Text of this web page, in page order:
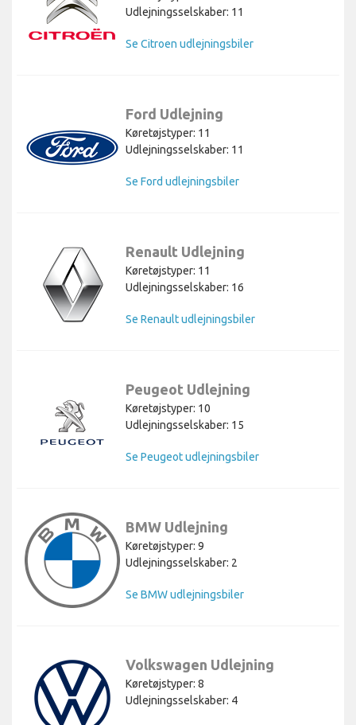
Udlejningsselskaber: 11
Se Citroen udlejningsbiler
Ford Udlejning
Køretøjstyper: 11
Udlejningsselskaber: 11
Se Ford udlejningsbiler
Renault Udlejning
Køretøjstyper: 11
Udlejningsselskaber: 16
Se Renault udlejningsbiler
Peugeot Udlejning
Køretøjstyper: 10
Udlejningsselskaber: 15
Se Peugeot udlejningsbiler
BMW Udlejning
Køretøjstyper: 9
Udlejningsselskaber: 2
Se BMW udlejningsbiler
Volkswagen Udlejning
Køretøjstyper: 8
Udlejningsselskaber: 4